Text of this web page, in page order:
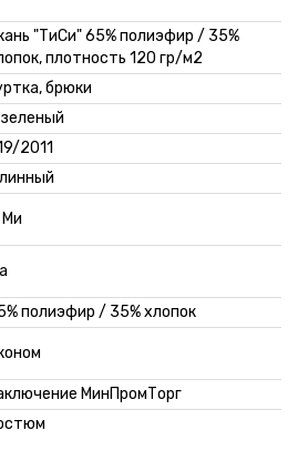
Минск-
Москва
"ТиСи" 65% полиэфир / 35%
плотность 120 гр/м2
брюки
2011
Ми
полиэфир / 35% хлопок
МинПромТорг